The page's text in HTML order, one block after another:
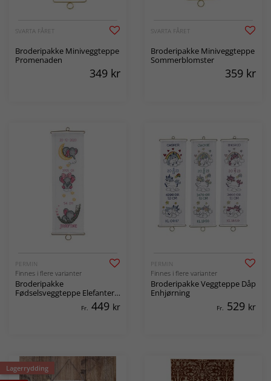
SVARTA FÅRET
Broderipakke Miniveggteppe
Promenaden
349 kr
SVARTA FÅRET
Broderipakke Miniveggteppe
Sommerblomster
359 kr
PERMIN
Finnes i flere varianter
Broderipakke
Fødselsveggteppe Elefanter
Fr. 449 kr
PERMIN
Finnes i flere varianter
Broderipakke Veggteppe Dåp
Enhjørning
Fr. 529 kr
Lagerrydding